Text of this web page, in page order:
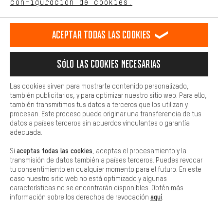
DE NUEVO EN STOCK
configuración de cookies.
Más confort
cookies de comodidad, creamos enlaces a plataformas de redes
sociales. Esto nos permite proporcionarle más contenido e
adicionales que le ayudarán a encontrar los productos adecuados.
preguntas de forma rápida y sencilla.
Básica
Las cookies básicas aseguran que puedas usar nuestro sitio web.
Aceptar todas las cookies
Sólo las cookies necesarias
Las cookies sirven para mostrarte contenido personalizado,
también publicitarios, y para optimizar nuestro sitio web. Para ello,
también transmitimos tus datos a terceros que los utilizan y
procesan. Este proceso puede originar una transferencia de tus
datos a países terceros sin acuerdos vinculantes o garantía
adecuada.
Si aceptas todas las cookies , aceptas el procesamiento y la
transmisión de datos también a países terceros. Puedes revocar
tu consentimiento en cualquier momento para el futuro. En este
caso nuestro sitio web no está optimizado y algunas
características no se encontrarán disponibles. Obtén más
información sobre los derechos de revocación aquí.